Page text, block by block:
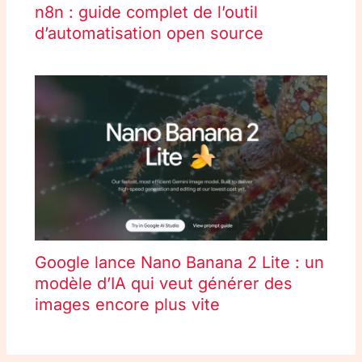
n8n : guide complet de l’outil
d’automatisation open source
Google lance Nano Banana 2 Lite : un
modèle d’IA qui veut générer des
images encore plus vite